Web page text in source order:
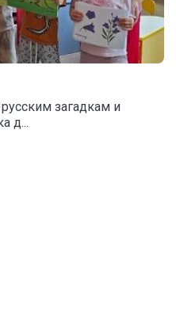
загадкам и
д...